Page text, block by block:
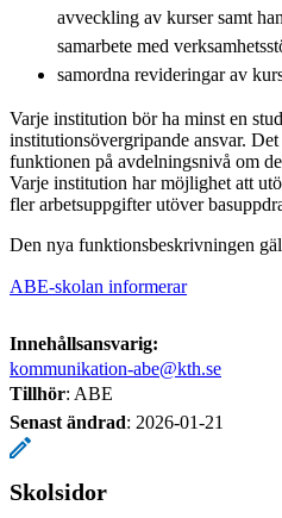
avveckling av kurser samt
samarbete med
samordna revideringar av
Varje institution bör ha minst en
institutionsövergripande ansvar.
funktionen på avdelningsnivå om
Varje institution har möjlighet att
fler arbetsuppgifter utöver
Den nya funktionsbeskrivningen
ABE-skolan informerar
Innehållsansvarig:
kommunikation-abe@kth.se
Tillhör: ABE
Senast ändrad: 2026-01-21
Skolsidor